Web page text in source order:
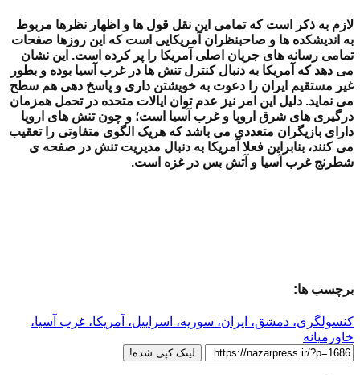
لازم به ذکر است که تمامی این نقل قول ها و اظهار نظرها مربوط
به اندیشکده ها و صاحبنظران آمریکایی است که این روزها صفحات
تمامی رسانه های جریان اصلی آمریکا را پر کرده است. این نشان
می دهد که آمریکا به دنبال کنترل تنش ها در غرب آسیا بوده و بطور
غیر مستقیم ایران را دعوت به خویشتن داری و پاسخ دهی هم سطح
می نماید. دلیل این امر نیز عدم توان ایالات متحده در تحمل همزمان
درگیری های شرق اروپا و غرب آسیا است؛ و چون تنش های اروپا
دارای بازیگران متعددی می باشد که هریک الگوی متفاوتی را تعقیب
می کنند، بنابراین فعلا آمریکا به دنبال مدیریت تنش در صفحه ی
شطرنج غرب آسیا و آتش بس در غزه است.
برچسب ها:
کنسولگری، دمشق، ایران، سوریه، اسراییل، آمریکا، غرب آسیا،
خاورمیانه
لینک کپی شده!